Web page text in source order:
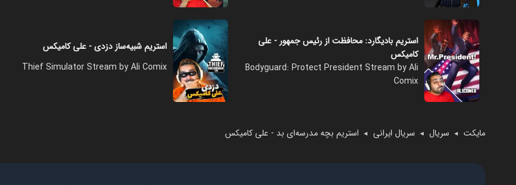
استریم بادیگارد: محافظت از رئیس جمهور - علی
کامیکس
Bodyguard: Protect President Stream by Ali
Comix
استریم شبیه‌ساز دزدی - علی کامیکس
Thief Simulator Stream by Ali Comix
مایکت ◄ سریال ◄ سریال ایرانی ◄ استریم بچه مدرسه‌ای بد - علی کامیکس